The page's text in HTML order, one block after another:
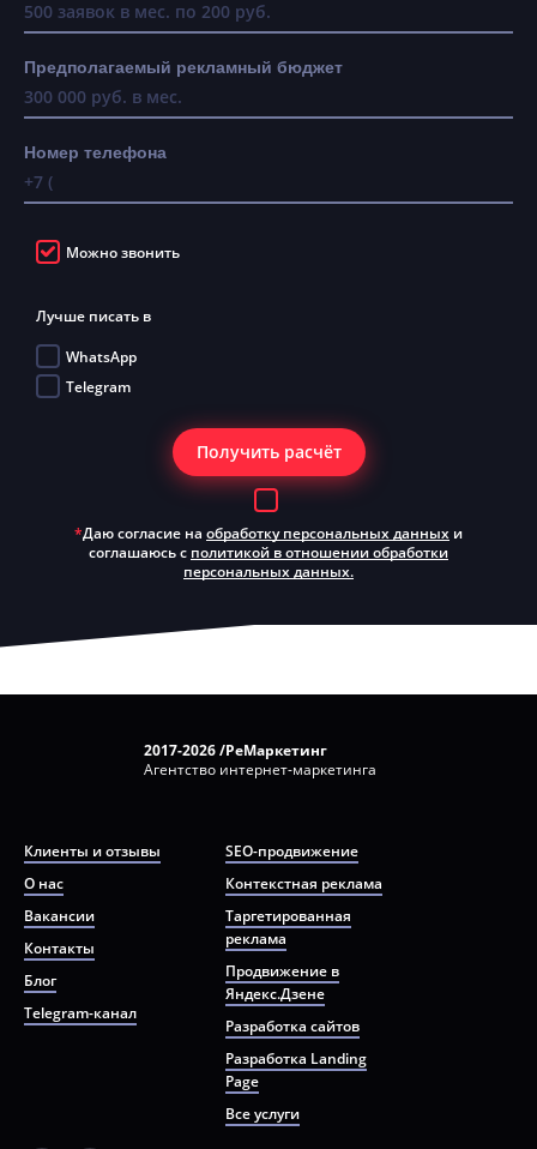
Предполагаемый рекламный бюджет
Номер телефона
Можно звонить
Лучше писать в
WhatsApp
Telegram
*Даю согласие на обработку персональных данных и
соглашаюсь с политикой в отношении обработки
персональных данных.
Получить расчёт
2017-2026 /РеМаркетинг
Агентство интернет-маркетинга
Клиенты и отзывы
О нас
Вакансии
Контакты
Блог
Telegram-канал
SEO-продвижение
Контекстная реклама
Таргетированная
реклама
Продвижение в
Яндекс.Дзене
Разработка сайтов
Разработка Landing
Page
Все услуги